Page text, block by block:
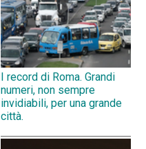
I record di Roma. Grandi
numeri, non sempre
invidiabili, per una grande
città.